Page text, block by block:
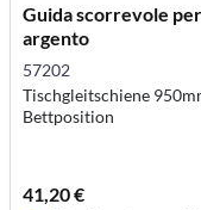
Guida scorrevole
argento
57202
Tischgleitschiene
Bettposition
41,20 €